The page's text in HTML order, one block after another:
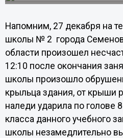
Напомним, 27 декабря на
школы № 2 города
области произошел
12:10 после окончания
школы произошло
крыльца здания, от крыши
наледи ударила по голове
класса данного учебного
школы незамедлительно